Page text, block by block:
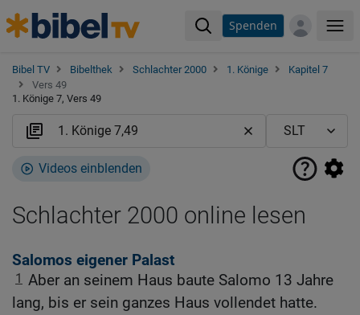
Spenden
Bibel TV Bibelthek Schlachter 2000 1. Könige
Kapitel 7
Vers 49
1. Könige 7, Vers 49
Videos einblenden
Schlachter 2000 online lesen
Salomos eigener Palast
1 Aber an seinem Haus baute Salomo 13 Jahre
lang, bis er sein ganzes Haus vollendet hatte.